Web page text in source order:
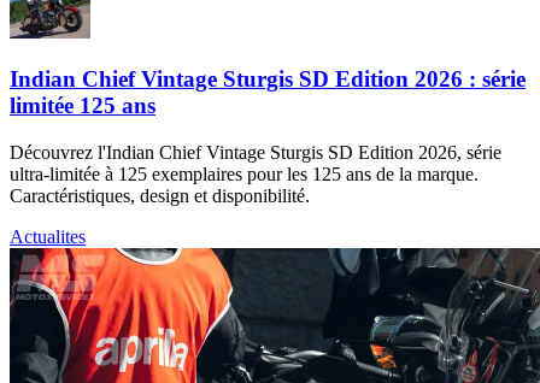
Indian Chief Vintage Sturgis SD Edition 2026 : série
limitée 125 ans
Découvrez l'Indian Chief Vintage Sturgis SD Edition 2026, série
ultra-limitée à 125 exemplaires pour les 125 ans de la marque.
Caractéristiques, design et disponibilité.
Actualites